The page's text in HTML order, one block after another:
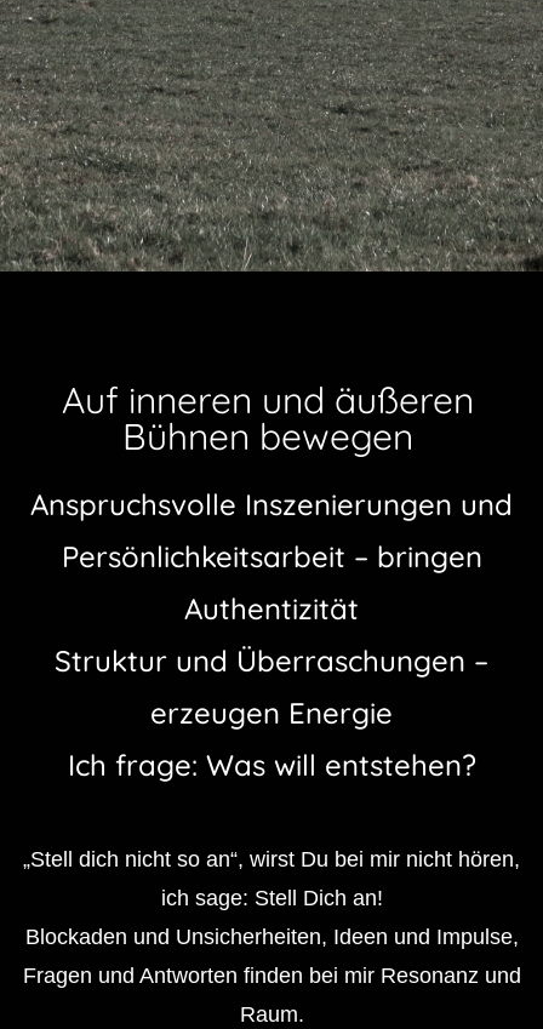
Auf inneren und äußeren
Bühnen bewegen
Anspruchsvolle Inszenierungen und
Persönlichkeitsarbeit – bringen
Authentizität
Struktur und Überraschungen –
erzeugen Energie
Ich frage: Was will entstehen?
„Stell dich nicht so an“, wirst Du bei mir nicht hören,
ich sage: Stell Dich an!
Blockaden und Unsicherheiten, Ideen und Impulse,
Fragen und Antworten finden bei mir Resonanz und
Raum.